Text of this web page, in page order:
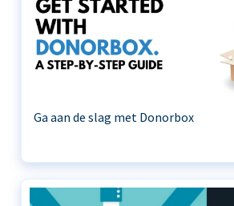
Ga aan de slag met Donorbox